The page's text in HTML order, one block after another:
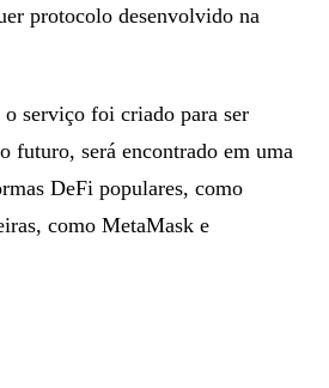
protocolo desenvolvido na
o serviço foi criado para ser
futuro, será encontrado em uma
DeFi populares, como
como MetaMask e